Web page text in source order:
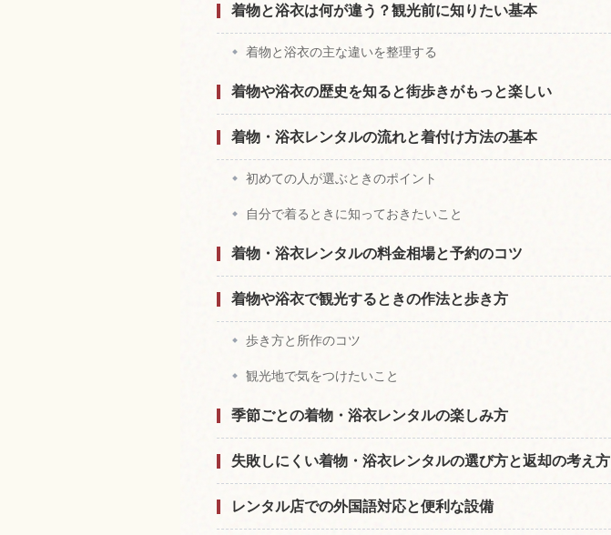
着物と浴衣は何が違う？観光前に知りたい基本
着物と浴衣の主な違いを整理する
着物や浴衣の歴史を知ると街歩きがもっと楽しい
着物・浴衣レンタルの流れと着付け方法の基本
初めての人が選ぶときのポイント
自分で着るときに知っておきたいこと
着物・浴衣レンタルの料金相場と予約のコツ
着物や浴衣で観光するときの作法と歩き方
歩き方と所作のコツ
観光地で気をつけたいこと
季節ごとの着物・浴衣レンタルの楽しみ方
失敗しにくい着物・浴衣レンタルの選び方と返却の考え方
レンタル店での外国語対応と便利な設備